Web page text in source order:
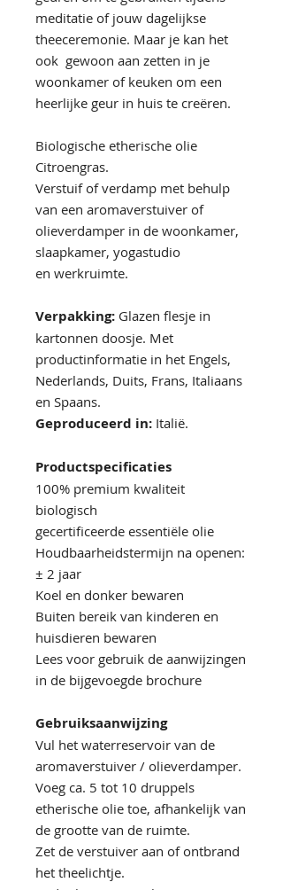
meditatie of jouw dagelijkse
theeceremonie. Maar je kan het
ook gewoon aan zetten in je
woonkamer of keuken om een
heerlijke geur in huis te creëren.
Biologische etherische olie
Citroengras.
Verstuif of verdamp met behulp
van een aromaverstuiver of
olieverdamper in de woonkamer,
slaapkamer, yogastudio
en werkruimte.
Verpakking: Glazen flesje in
kartonnen doosje. Met
productinformatie in het Engels,
Nederlands, Duits, Frans, Italiaans
en Spaans.
Geproduceerd in: Italië.
Productspecificaties
100% premium kwaliteit
biologisch
gecertificeerde essentiële olie
Houdbaarheidstermijn na openen:
± 2 jaar
Koel en donker bewaren
Buiten bereik van kinderen en
huisdieren bewaren
Lees voor gebruik de aanwijzingen
in de bijgevoegde brochure
Gebruiksaanwijzing
Vul het waterreservoir van de
aromaverstuiver / olieverdamper.
Voeg ca. 5 tot 10 druppels
etherische olie toe, afhankelijk van
de grootte van de ruimte.
Zet de verstuiver aan of ontbrand
het theelichtje.